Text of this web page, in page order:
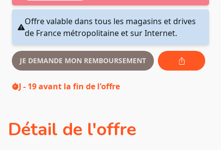
JE DEMANDE MON REMBOURSEMENT
Offre valable dans tous les magasins et drives
de France métropolitaine et sur Internet.
J - 19avant la fin de l'offre
Détail de l'offre